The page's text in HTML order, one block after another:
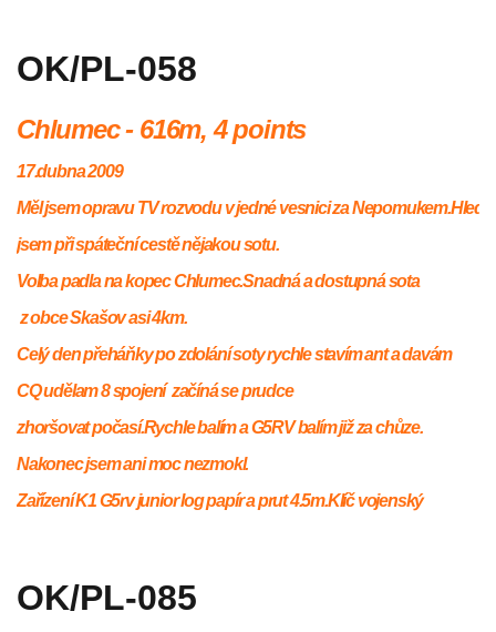
OK/PL-058
Chlumec - 616m,4 points
17.dubna 2009
Měl jsem opravu TV rozvodu v jedné vesnici za Nepomukem.Hledal
jsem při spáteční cestě nějakou sotu.
Volba padla na kopec Chlumec.Snadná a dostupná sota
z obce Skašov asi 4km.
Celý den přeháňky po zdolání soty rychle stavím ant a davám
CQ udělam 8 spojení začíná se prudce
zhoršovat počasí.Rychle balím a G5RV balím již za chůze.
Nakonec jsem ani moc nezmokl.
Zařízení K1 G5rv junior log papír a prut 4.5m.Klíč vojenský
OK/PL-085